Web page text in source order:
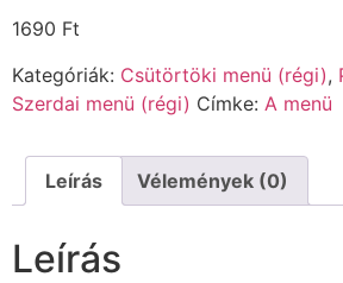
1690 Ft
Kategóriák: Csütörtöki menü (régi),
Szerdai menü (régi) Címke: A menü
Leírás Vélemények (0)
Leírás